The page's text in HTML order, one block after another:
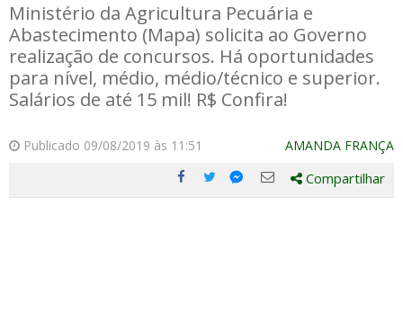
Ministério da Agricultura Pecuária e
Abastecimento (Mapa) solicita ao Governo
realização de concursos. Há oportunidades
para nível, médio, médio/técnico e superior.
Salários de até 15 mil! R$ Confira!
Publicado 09/08/2019 às 11:51 AMANDA FRANÇA
Compartilhe
Compartilhe
Compartilhe
Compartilhe
Compartilhar